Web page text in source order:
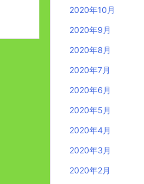
2020年10月
2020年9月
2020年8月
2020年7月
2020年6月
2020年5月
2020年4月
2020年3月
2020年2月